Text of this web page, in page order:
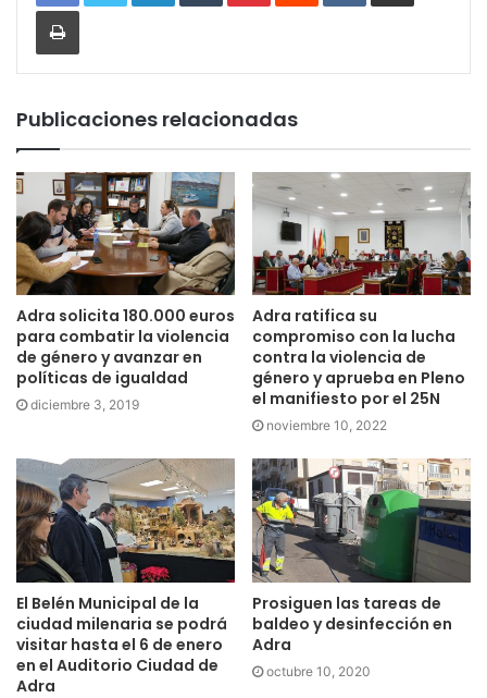
Imprimir
Publicaciones relacionadas
Adra solicita 180.000 euros
para combatir la violencia
de género y avanzar en
políticas de igualdad
diciembre 3, 2019
Adra ratifica su
compromiso con la lucha
contra la violencia de
género y aprueba en Pleno
el manifiesto por el 25N
noviembre 10, 2022
El Belén Municipal de la
ciudad milenaria se podrá
visitar hasta el 6 de enero
en el Auditorio Ciudad de
Adra
Prosiguen las tareas de
baldeo y desinfección en
Adra
octubre 10, 2020